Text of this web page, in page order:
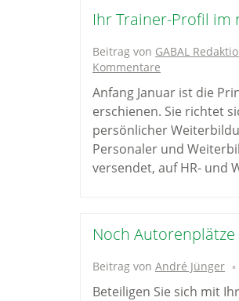
Ihr Trainer-Profil im
Beitrag von GABAL
Kommentare
Anfang Januar ist die
erschienen. Sie richtet
persönlicher
Personaler und
versendet, auf HR- und
Noch Autorenplätze
Beitrag von André Jünger
Beteiligen Sie sich mit